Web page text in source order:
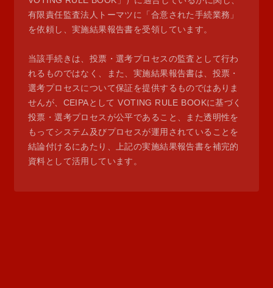
有限責任監査法人トーマツに「合意された手続業務」
を依頼し、実施結果報告書を受領しています。
当該手続きは、投票・選考プロセスの監査として行わ
れるものではなく、また、実施結果報告書は、投票・
選考プロセスについて保証を提供するものではありま
せんが、CEIPAとして VOTING RULE BOOKに基づく
投票・選考プロセスが公平であること、また透明性を
もってシステム及びプロセスが運用されていることを
結論付けるにあたり、上記の実施結果報告書を補完的
資料として活用しています。